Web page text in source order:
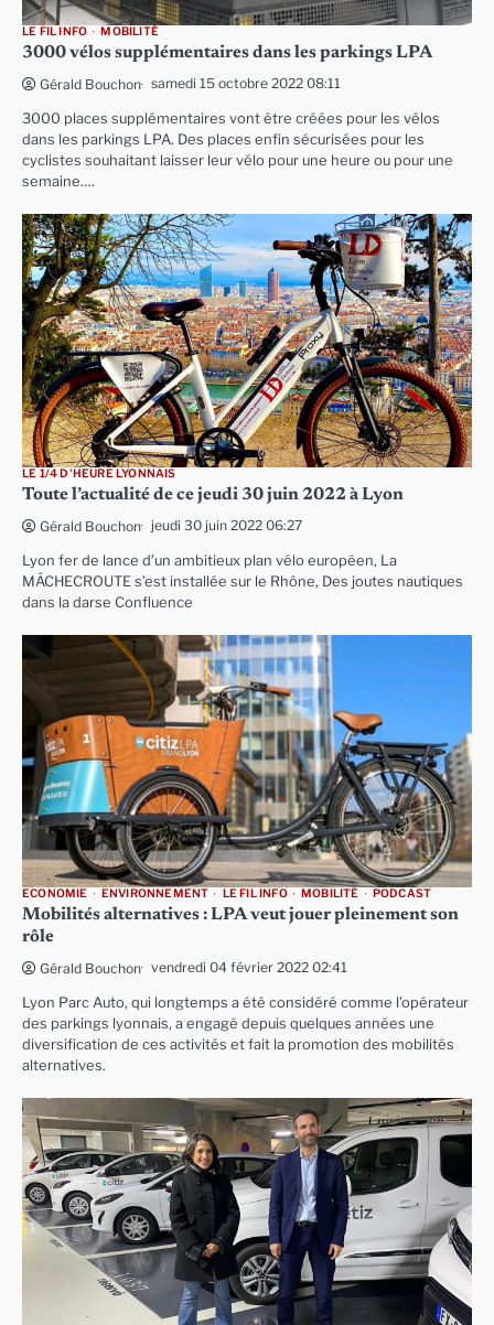
LE FIL INFO MOBILITÉ
3000 vélos supplémentaires dans les parkings LPA
Gérald Bouchon samedi 15 octobre 2022 08:11
3000 places supplémentaires vont être créées pour les vélos
dans les parkings LPA. Des places enfin sécurisées pour les
cyclistes souhaitant laisser leur vélo pour une heure ou pour une
semaine….
LE 1/4 D'HEURE LYONNAIS
Toute l’actualité de ce jeudi 30 juin 2022 à Lyon
Gérald Bouchon jeudi 30 juin 2022 06:27
Lyon fer de lance d’un ambitieux plan vélo européen, La
MÂCHECROUTE s’est installée sur le Rhône, Des joutes nautiques
dans la darse Confluence
ECONOMIE ENVIRONNEMENT LE FIL INFO MOBILITÉ PODCAST
Mobilités alternatives : LPA veut jouer pleinement son
rôle
Gérald Bouchon vendredi 04 février 2022 02:41
Lyon Parc Auto, qui longtemps a été considéré comme l’opérateur
des parkings lyonnais, a engagé depuis quelques années une
diversification de ces activités et fait la promotion des mobilités
alternatives.